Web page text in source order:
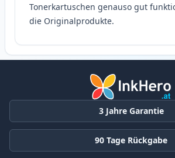
Tonerkartuschen genauso gut
die Originalprodukte.
3 Jahre Garantie
90 Tage Rückgabe